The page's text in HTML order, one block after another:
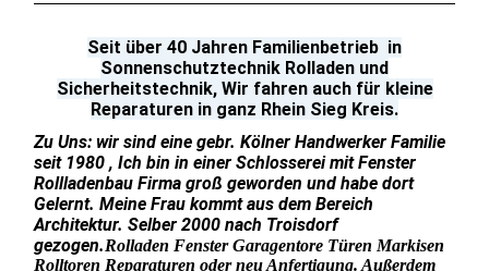
Seit über 40 Jahren Familienbetrieb in
Sonnenschutztechnik Rolladen und
Sicherheitstechnik, Wir fahren auch für kleine
Reparaturen in ganz Rhein Sieg Kreis.
Zu Uns: wir sind eine gebr. Kölner Handwerker Familie
seit 1980 , Ich bin in einer Schlosserei mit Fenster
Rollladenbau Firma groß geworden und habe dort
Gelernt. Meine Frau kommt aus dem Bereich
Architektur. Selber 2000 nach Troisdorf
gezogen.Rolladen Fenster Garagentore Türen Markisen
Rolltoren Reparaturen oder neu Anfertigung. Außerdem